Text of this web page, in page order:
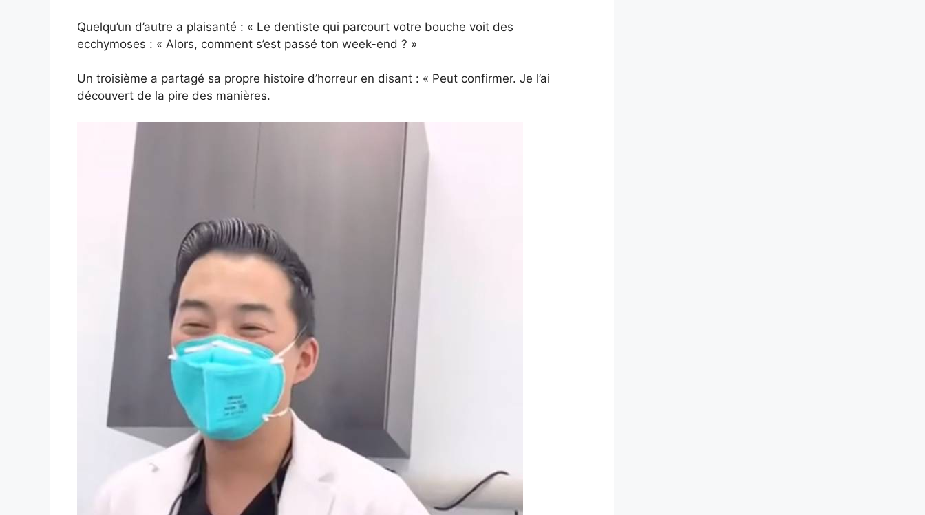
Quelqu’un d’autre a plaisanté : « Le dentiste qui parcourt votre bouche voit des
ecchymoses : « Alors, comment s’est passé ton week-end ? »
Un troisième a partagé sa propre histoire d’horreur en disant : « Peut confirmer. Je l’ai
découvert de la pire des manières.